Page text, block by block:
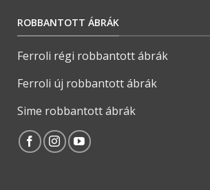
ROBBANTOTT ÁBRÁK
Ferroli régi robbantott ábrák
Ferroli új robbantott ábrák
Sime robbantott ábrák